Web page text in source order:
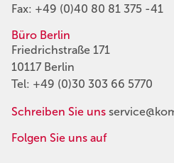
Fax: +49 (0)40 80 81 375 -41
Büro Berlin
Friedrichstraße 171
10117 Berlin
Tel: +49 (0)30 303 66 5770
Schreiben Sie uns
Folgen Sie uns auf